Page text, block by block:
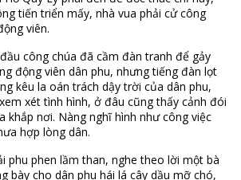
tiến triển mấy, nhà vua phải cử công
viên.
công chúa đã cầm đàn tranh để gảy
động viên dân phu, nhưng tiếng đàn lọt
kêu la oán trách dậy trời của dân phu,
xét tình hình, ở đâu cũng thấy cảnh đói
khắp nơi. Nàng nghĩ hình như công việc
hợp lòng dân.
phu phen lầm than, nghe theo lời một bà
bày cho dân phu hái lá cây dầu mỡ chó,